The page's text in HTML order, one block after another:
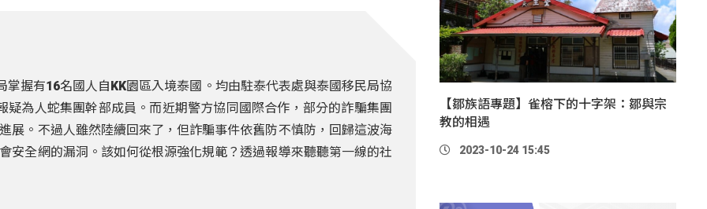
握有16名國人自KK園區入境泰國。均由駐泰代表處與泰國移民局協
為人蛇集團幹部成員。而近期警方協同國際合作，部分的詐騙集團
展。不過人雖然陸續回來了，但詐騙事件依舊防不慎防，回歸這波海
安全網的漏洞。該如何從根源強化規範？透過報導來聽聽第一線的社
【鄒族語專題】雀榕下的十字架：鄒與宗
教的相遇
2023-10-24 15:45